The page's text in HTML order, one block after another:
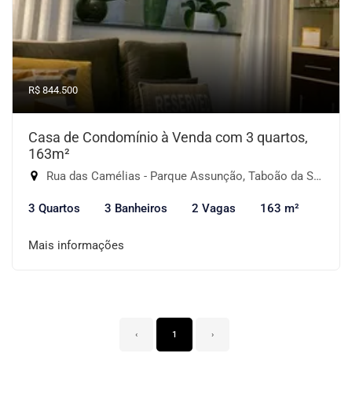
R$ 844.500
Casa de Condomínio à Venda com 3 quartos,
163m²
Rua das Camélias - Parque Assunção, Taboão da Serra-SP
3 Quartos 3 Banheiros 2 Vagas 163 m²
Mais informações
‹ 1 ›